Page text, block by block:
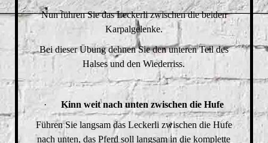
Nun führen Sie das Leckerli zwischen die beiden
Karpalgelenke.
Bei dieser Übung dehnen Sie den unteren Teil des
Halses und den Wiederriss.
·Kinn weit nach unten zwischen die Hufe
Führen Sie langsam das Leckerli zwischen die Hufe
nach unten, das Pferd soll langsam in die komplette